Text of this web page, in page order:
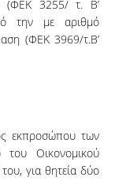
(ΦΕΚ 3255/ τ. Β’
την με αριθμό
(ΦΕΚ 3969/τ.Β’
εκπροσώπου των
του Οικονομικού
για θητεία δύο